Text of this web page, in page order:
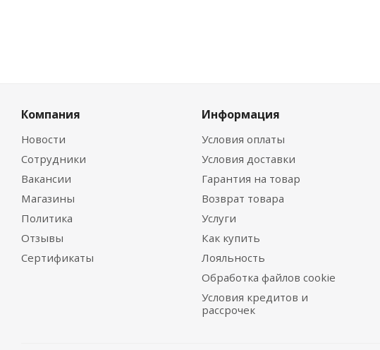
Компания
Новости
Сотрудники
Вакансии
Магазины
Политика
Отзывы
Сертификаты
Информация
Условия оплаты
Условия доставки
Гарантия на товар
Возврат товара
Услуги
Как купить
Лояльность
Обработка файлов cookie
Условия кредитов и
рассрочек